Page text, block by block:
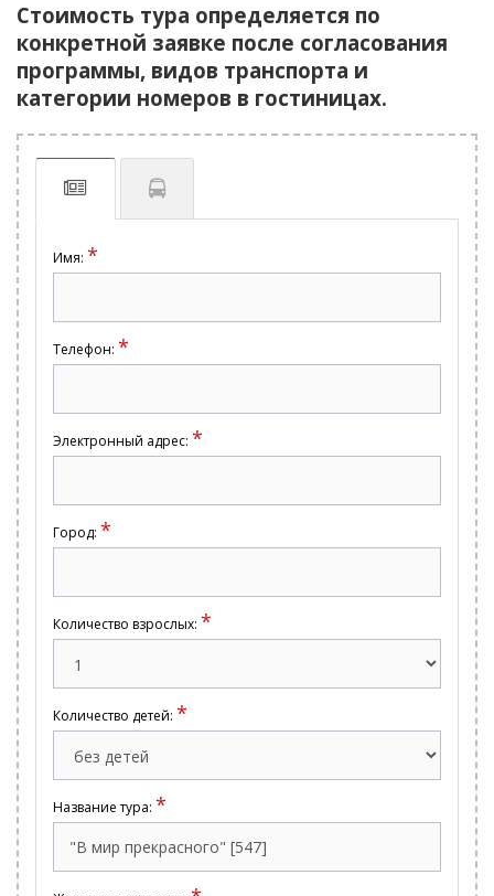
Стоимость тура определяется по
конкретной заявке после согласования
программы, видов транспорта и
категории номеров в гостиницах.
Имя: *
Телефон: *
Электронный адрес: *
Город: *
Количество взрослых: *
Количество детей: *
Название тура: *